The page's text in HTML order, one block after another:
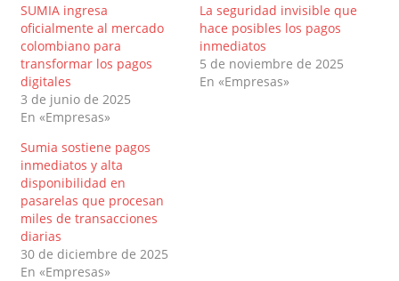
SUMIA ingresa
oficialmente al mercado
colombiano para
transformar los pagos
digitales
3 de junio de 2025
En «Empresas»
La seguridad invisible que
hace posibles los pagos
inmediatos
5 de noviembre de 2025
En «Empresas»
Sumia sostiene pagos
inmediatos y alta
disponibilidad en
pasarelas que procesan
miles de transacciones
diarias
30 de diciembre de 2025
En «Empresas»